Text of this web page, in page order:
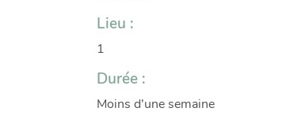
Lieu :
1
Durée :
Moins d’une semaine